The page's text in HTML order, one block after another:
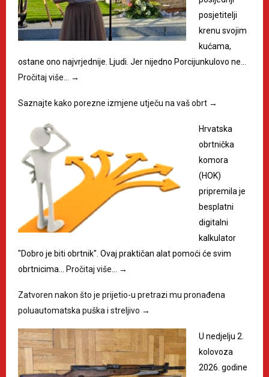
posjetitelji
krenu svojim
kućama,
ostane ono najvrjednije. Ljudi. Jer nijedno Porcijunkulovo ne…
Pročitaj više…
→
Saznajte kako porezne izmjene utječu na vaš obrt →
Hrvatska
obrtnička
komora
(HOK)
pripremila je
besplatni
digitalni
kalkulator
"Dobro je biti obrtnik". Ovaj praktičan alat pomoći će svim
obrtnicima… Pročitaj više… →
Zatvoren nakon što je prijetio-u pretrazi mu pronađena
poluautomatska puška i streljivo →
U nedjelju 2.
kolovoza
2026. godine